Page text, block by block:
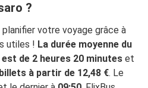
?
planifier votre voyage grâce à
utiles ! La durée moyenne du
de 2 heures 20 minutes et
billets à partir de 12,48 €. Le